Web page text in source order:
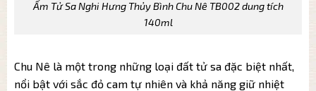
Ấm Tử Sa Nghi Hưng Thủy Bình Chu Nê TB002 dung tích
140ml
Chu Nê là một trong những loại đất tử sa đặc biệt nhất,
nổi bật với sắc đỏ cam tự nhiên và khả năng giữ nhiệt